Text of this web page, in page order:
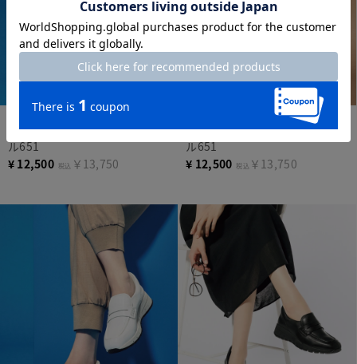
ハンズフリーグリッターサンダ
ル651
¥ 12,500 税込 ￥13,750
ハンズフリーグリッターサンダ
ル651
¥ 12,500 税込 ￥13,750